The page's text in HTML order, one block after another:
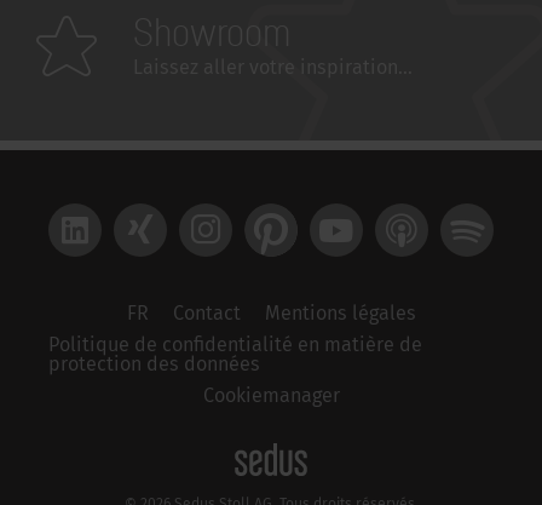
FR Contact
Mentions légales
Politique de confidentialité en matière de
protection des données
Cookiemanager
Pinterest